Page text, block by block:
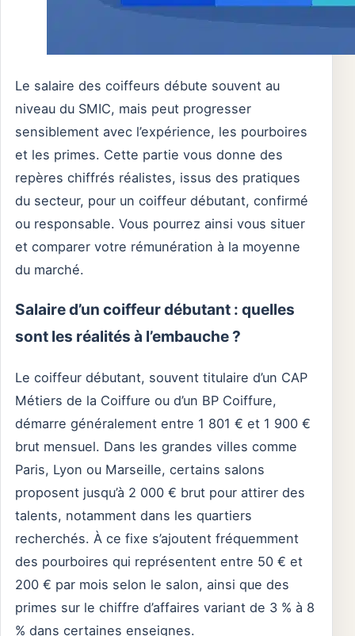
Le salaire des coiffeurs débute souvent au
niveau du SMIC, mais peut progresser
sensiblement avec l’expérience, les pourboires
et les primes. Cette partie vous donne des
repères chiffrés réalistes, issus des pratiques
du secteur, pour un coiffeur débutant, confirmé
ou responsable. Vous pourrez ainsi vous situer
et comparer votre rémunération à la moyenne
du marché.
Salaire d’un coiffeur débutant : quelles
sont les réalités à l’embauche ?
Le coiffeur débutant, souvent titulaire d’un CAP
Métiers de la Coiffure ou d’un BP Coiffure,
démarre généralement entre 1 801 € et 1 900 €
brut mensuel. Dans les grandes villes comme
Paris, Lyon ou Marseille, certains salons
proposent jusqu’à 2 000 € brut pour attirer des
talents, notamment dans les quartiers
recherchés. À ce fixe s’ajoutent fréquemment
des pourboires qui représentent entre 50 € et
200 € par mois selon le salon, ainsi que des
primes sur le chiffre d’affaires variant de 3 % à 8
% dans certaines enseignes.